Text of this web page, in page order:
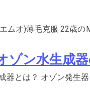
ムオ)薄毛克服 22歳の
ゾン水生成
器とは？ オゾン発生